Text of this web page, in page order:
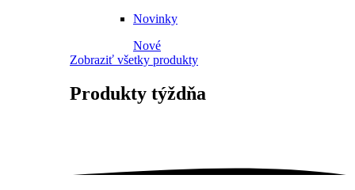
Novinky
Nové
Zobraziť všetky produkty
Produkty týždňa